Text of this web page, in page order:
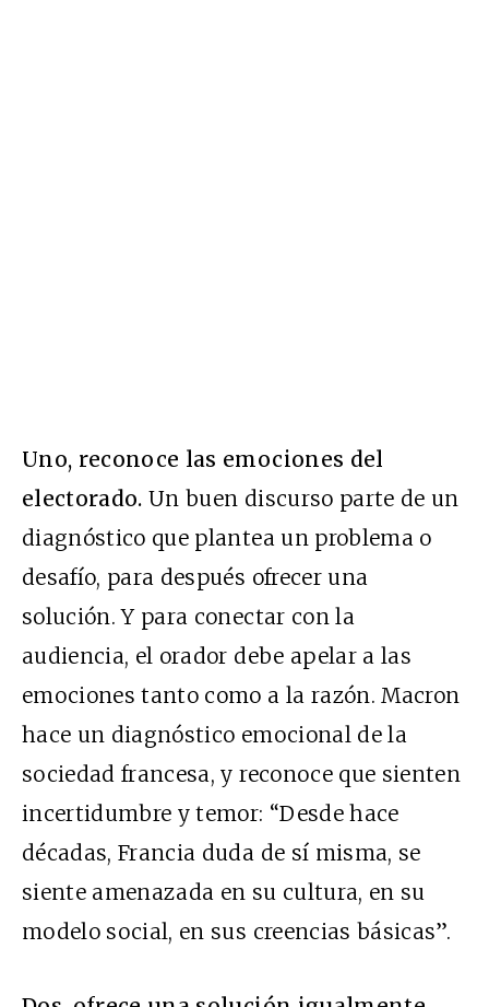
Uno, reconoce las emociones del
electorado. Un buen discurso parte de un
diagnóstico que plantea un problema o
desafío, para después ofrecer una
solución. Y para conectar con la
audiencia, el orador debe apelar a las
emociones tanto como a la razón. Macron
hace un diagnóstico emocional de la
sociedad francesa, y reconoce que sienten
incertidumbre y temor: “Desde hace
décadas, Francia duda de sí misma, se
siente amenazada en su cultura, en su
modelo social, en sus creencias básicas”.